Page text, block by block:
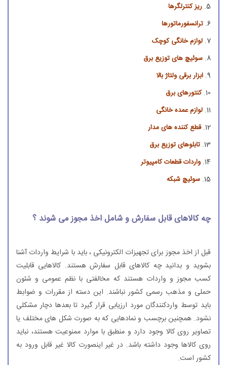
ریز کنترلگرها
ترانسفورماتورها
لوازم خانگی کوچک
سوئیچ های توزیع برق
ابزار برقی ولتاژ بالا
کنتورهای برق
لوازم عمده خانگی
قطع کننده های مدار
تابلوهای توزیع برق
واردات قطعات کامپیوتر
سوئیچ شبکه
چه کالاهای قابل سفارش و شامل اخذ مجوز می شوند ؟
قبل از اخذ مجوز برای تجهیزات الکترونیکی ، باید با شرایط واردات آشنا
بشوید و بدانید چه کالاهای قابل سفارش هستند. کالاهایی قابلیت
کسب مجوز و واردات هستند که مخالفتی با نظم عمومی و شئون
حملی و مذهب رسمی کشور نباشند. این دسته از مقررات و ضوابط
باید توسط واردکنندگان مورد ارزیابی قرار گیرد تا بعدها دچار مشکلی
نشود. همچنین برچسب و نمادهایی که به صورت شکل های مختلف یا
تصاویر روی کالا وجود دارد و منطبق با موارد ممنوعیت هستند، نباید
روی کالاها وجود داشته باشد. در غیر اینصورت کالا غیر قابل ورود به
کشور است.